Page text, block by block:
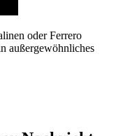
oder Ferrero
außergewöhnliches